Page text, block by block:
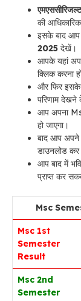
एमएससीरिजल्ट
की
इसके बाद आप
2025 देखें।
आपके यहां
क्लिक करना
और फिर इसके
परिणाम देखने
आप अपना
हो जाएगा।
बाद आप अपने
डाउनलोड
आप बाद में
प्राप्त कर
Msc
Msc 1st
Semester
Result
Msc 2nd
Semester